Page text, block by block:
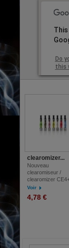
Do
this
clearomizer...
Nouveau
clearomiseur /
clearomizer
Voir
4,78 €